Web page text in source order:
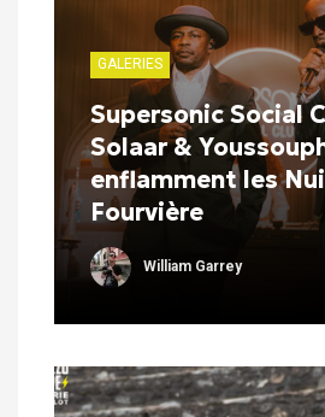
GALERIES
Supersonic Social
Solaar &
enflamment les
Fourvière
William Garrey